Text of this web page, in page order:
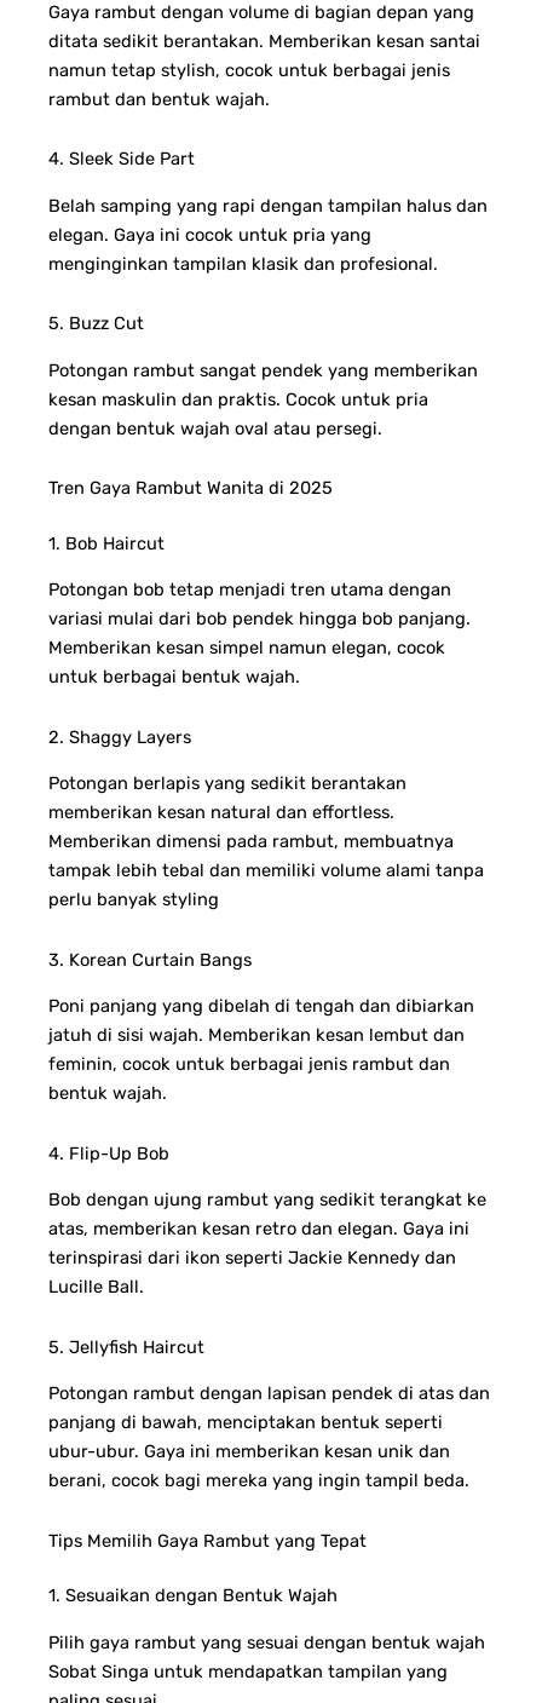
Gaya rambut dengan volume di bagian depan yang
ditata sedikit berantakan. Memberikan kesan santai
namun tetap stylish, cocok untuk berbagai jenis
rambut dan bentuk wajah.
4. Sleek Side Part
Belah samping yang rapi dengan tampilan halus dan
elegan. Gaya ini cocok untuk pria yang
menginginkan tampilan klasik dan profesional.
5. Buzz Cut
Potongan rambut sangat pendek yang memberikan
kesan maskulin dan praktis. Cocok untuk pria
dengan bentuk wajah oval atau persegi.
Tren Gaya Rambut Wanita di 2025
1. Bob Haircut
Potongan bob tetap menjadi tren utama dengan
variasi mulai dari bob pendek hingga bob panjang.
Memberikan kesan simpel namun elegan, cocok
untuk berbagai bentuk wajah.
2. Shaggy Layers
Potongan berlapis yang sedikit berantakan
memberikan kesan natural dan effortless.
Memberikan dimensi pada rambut, membuatnya
tampak lebih tebal dan memiliki volume alami tanpa
perlu banyak styling
3. Korean Curtain Bangs
Poni panjang yang dibelah di tengah dan dibiarkan
jatuh di sisi wajah. Memberikan kesan lembut dan
feminin, cocok untuk berbagai jenis rambut dan
bentuk wajah.
4. Flip-Up Bob
Bob dengan ujung rambut yang sedikit terangkat ke
atas, memberikan kesan retro dan elegan. Gaya ini
terinspirasi dari ikon seperti Jackie Kennedy dan
Lucille Ball.
5. Jellyfish Haircut
Potongan rambut dengan lapisan pendek di atas dan
panjang di bawah, menciptakan bentuk seperti
ubur-ubur. Gaya ini memberikan kesan unik dan
berani, cocok bagi mereka yang ingin tampil beda.
Tips Memilih Gaya Rambut yang Tepat
1. Sesuaikan dengan Bentuk Wajah
Pilih gaya rambut yang sesuai dengan bentuk wajah
Sobat Singa untuk mendapatkan tampilan yang